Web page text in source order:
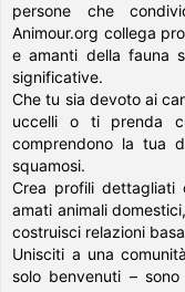
persone che
Animour.org collega
e amanti della fauna
significative.
Che tu sia devoto ai
uccelli o ti prenda
comprendono la tua
squamosi.
Crea profili dettagliati
amati animali
costruisci relazioni
Unisciti a una
solo benvenuti –